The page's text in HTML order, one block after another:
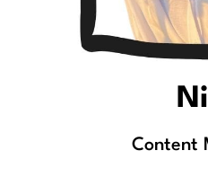
Content